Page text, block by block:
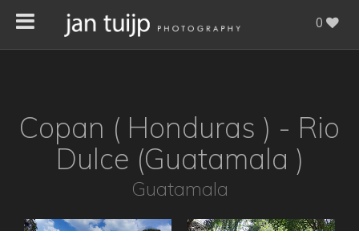
0
Copan ( Honduras ) - Rio
Dulce (Guatamala )
Guatamala